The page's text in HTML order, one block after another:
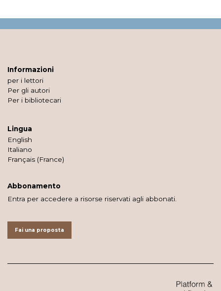
Informazioni
per i lettori
Per gli autori
Per i bibliotecari
Lingua
English
Italiano
Français (France)
Abbonamento
Entra per accedere a risorse riservati agli abbonati.
Fai una proposta